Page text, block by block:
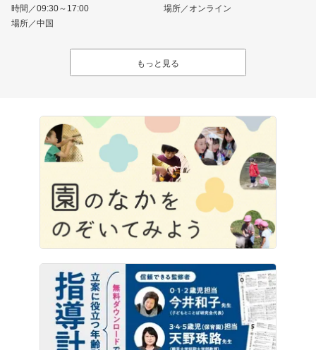
時間／09:30～17:00
場所／中国
場所／オンライン
もっと見る